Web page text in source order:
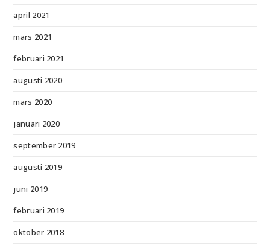
april 2021
mars 2021
februari 2021
augusti 2020
mars 2020
januari 2020
september 2019
augusti 2019
juni 2019
februari 2019
oktober 2018